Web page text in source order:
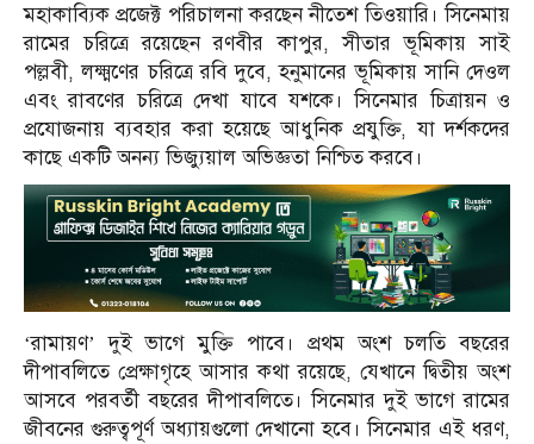
মহাকাব্যিক প্রজেক্ট পরিচালনা করছেন নীতেশ তিওয়ারি। সিনেমায়
রামের চরিত্রে রয়েছেন রণবীর কাপুর, সীতার ভূমিকায় সাই
পল্লবী, লক্ষ্মণের চরিত্রে রবি দুবে, হনুমানের ভূমিকায় সানি দেওল
এবং রাবণের চরিত্রে দেখা যাবে যশকে। সিনেমার চিত্রায়ন ও
প্রযোজনায় ব্যবহার করা হয়েছে আধুনিক প্রযুক্তি, যা দর্শকদের
কাছে একটি অনন্য ভিজ্যুয়াল অভিজ্ঞতা নিশ্চিত করবে।
‘রামায়ণ’ দুই ভাগে মুক্তি পাবে। প্রথম অংশ চলতি বছরের
দীপাবলিতে প্রেক্ষাগৃহে আসার কথা রয়েছে, যেখানে দ্বিতীয় অংশ
আসবে পরবর্তী বছরের দীপাবলিতে। সিনেমার দুই ভাগে রামের
জীবনের গুরুত্বপূর্ণ অধ্যায়গুলো দেখানো হবে। সিনেমার এই ধরণ,